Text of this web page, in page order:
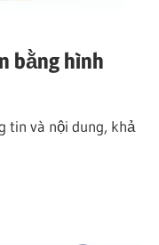
bằng hình
tin và nội dung, khả